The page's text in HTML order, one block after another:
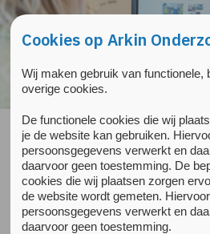
Alle nieuwsberichten
Cookies op Arkin
Wij maken gebruik van functionele,
overige cookies.
De functionele cookies die wij
je de website kan gebruiken.
persoonsgegevens verwerkt en
daarvoor geen toestemming. De
cookies die wij plaatsen zorgen
de website wordt gemeten.
persoonsgegevens verwerkt en
daarvoor geen toestemming.